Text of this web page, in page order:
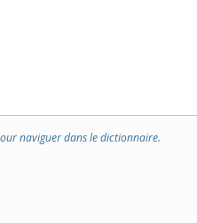
naviguer dans le dictionnaire.